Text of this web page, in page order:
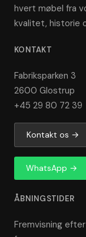
hvert møbel fra
kvalitet, historie
KONTAKT
Fabriksparken 3
2600 Glostrup
+45 29 80 72 39
Kontakt os →
WhatsApp →
ÅBNINGSTIDER
Fremvisning